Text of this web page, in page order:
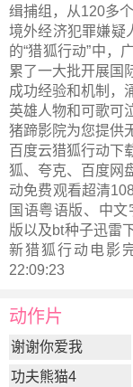
缉捕组，从120多
境外经济犯罪嫌疑
的“猎狐行动”中，
累了一大批开展国
成功经验和机制，
英雄人物和可歌可
猪蹄影院为您提供
百度云猎狐行动下
狐、夸克、百度网
动免费观看超清
国语粤语版、中
版以及bt种子迅雷
新猎狐行动电影
22:09:23
动作片
谢谢你爱我
功夫熊猫4